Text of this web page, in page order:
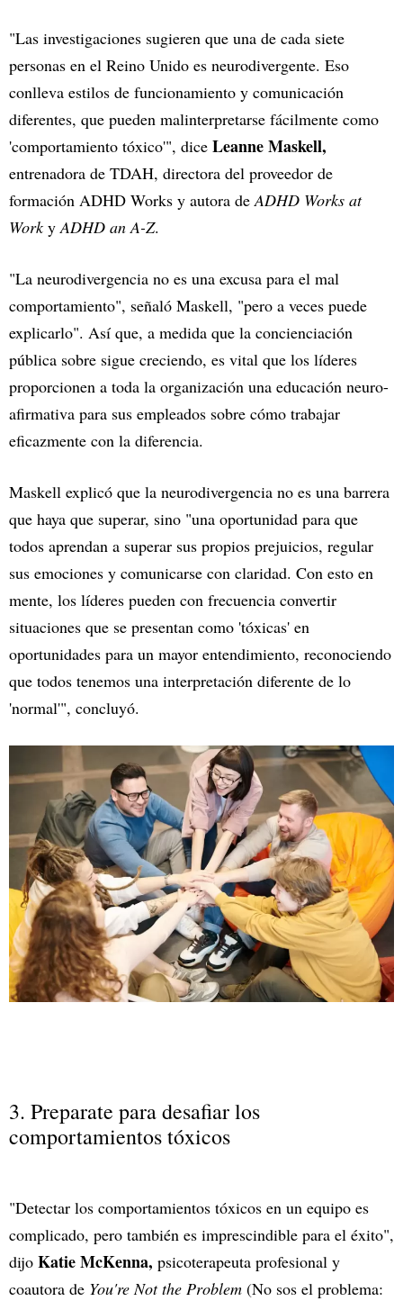
"Las investigaciones sugieren que una de cada siete
personas en el Reino Unido es neurodivergente. Eso
conlleva estilos de funcionamiento y comunicación
diferentes, que pueden malinterpretarse fácilmente como
'comportamiento tóxico'", dice Leanne Maskell,
entrenadora de TDAH, directora del proveedor de
formación ADHD Works y autora de ADHD Works at
Worky ADHD an A-Z.
"La neurodivergencia no es una excusa para el mal
comportamiento", señaló Maskell, "pero a veces puede
explicarlo". Así que, a medida que la concienciación
pública sobre sigue creciendo, es vital que los líderes
proporcionen a toda la organización una educación neuro-
afirmativa para sus empleados sobre cómo trabajar
eficazmente con la diferencia.
Maskell explicó que la neurodivergencia no es una barrera
que haya que superar, sino "una oportunidad para que
todos aprendan a superar sus propios prejuicios, regular
sus emociones y comunicarse con claridad. Con esto en
mente, los líderes pueden con frecuencia convertir
situaciones que se presentan como 'tóxicas' en
oportunidades para un mayor entendimiento, reconociendo
que todos tenemos una interpretación diferente de lo
'normal'", concluyó.
3. Preparate para desafiar los
comportamientos tóxicos
"Detectar los comportamientos tóxicos en un equipo es
complicado, pero también es imprescindible para el éxito",
dijo Katie McKenna, psicoterapeuta profesional y
coautora de You're Not the Problem (No sos el problema: